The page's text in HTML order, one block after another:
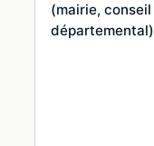
(mairie, conseil
départemental)